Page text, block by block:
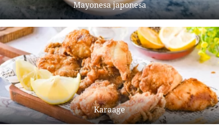
Mayonesa japonesa
Karaage